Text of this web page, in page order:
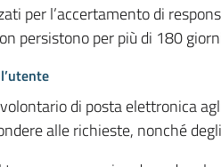
per l’accertamento di
persistono per più di 180
di posta elettronica
alle richieste, nonché